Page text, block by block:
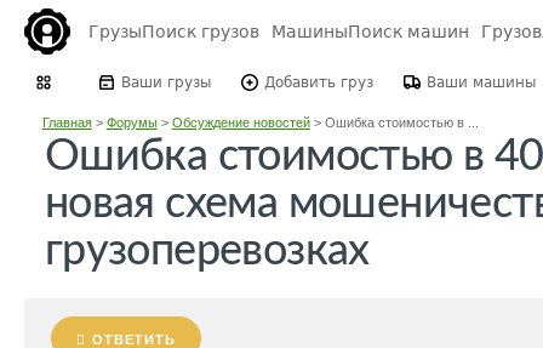
ГрузыПоиск грузов МашиныПоиск машин
Ваши грузы Добавить груз Ваши машины
Главная> Форумы> Обсуждение новостей> Ошибка стоимостью в ...
Ошибка стоимостью в
новая схема
грузоперевозках
ОТВЕТИТЬ